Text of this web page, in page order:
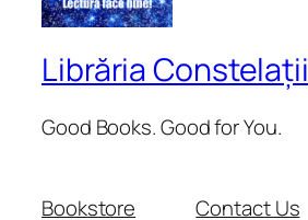
Librăria Constelații
Good Books. Good for You.
Bookstore Contact Us